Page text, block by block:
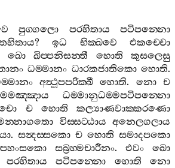
පුග‍්ගලො පරහිතාය
පටිපන‍්නො
?ඉධ භික‍්ඛවෙ
එකච‍්චො
ඛො ඛිප‍්පනිසන‍්තී හොති
කුසලෙසු
ධම‍්මානං ධාරකජාතිකො හොති.
අත්‍ථූපපරික‍්ඛී හොති. නො ච
ධම‍්මානුධම‍්මපටිපන‍්නො
ච හොති
කල්‍යාණවාක‍්කරණො
විස‍්සට‍්ඨාය අනෙලගලාය
. සන්‍දස‍්සකො ච හොති සමාදපකො
සබ්‍රහ‍්මචාරීනං. එවං
ඛො
පරහිතාය පටිපන‍්නො හොති
නො